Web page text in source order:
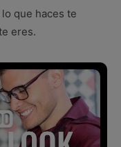
que haces te
eres.